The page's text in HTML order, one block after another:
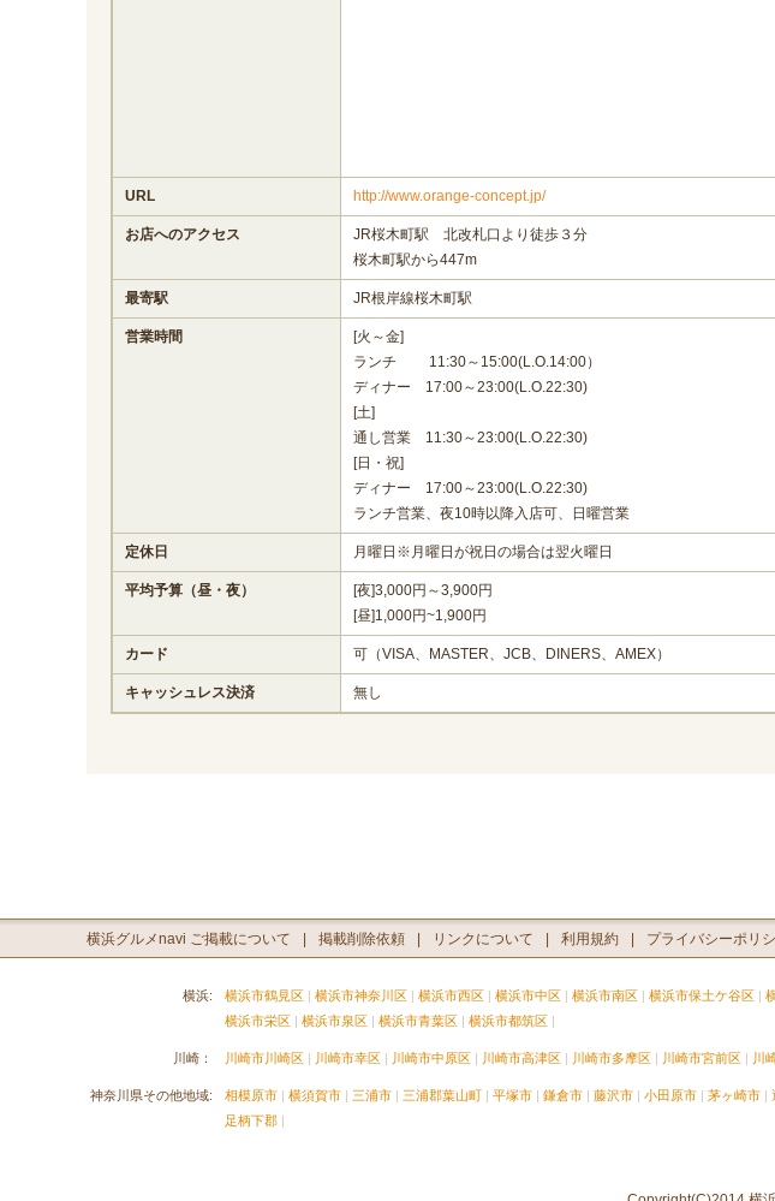
URL http://www.orange-concept.jp/
お店へのアクセス
JR桜木町駅 北改札口より徒歩３分
桜木町駅から447m
最寄駅 JR根岸線桜木町駅
営業時間
[火～金]
ランチ 11:30～15:00(L.O.14:00）
ディナー 17:00～23:00(L.O.22:30)
[土]
通し営業 11:30～23:00(L.O.22:30)
[日・祝]
ディナー 17:00～23:00(L.O.22:30)
ランチ営業、夜10時以降入店可、日曜営業
定休日 月曜日※月曜日が祝日の場合は翌火曜日
平均予算（昼・夜）
[夜]3,000円～3,900円
[昼]1,000円~1,900円
カード 可（VISA、MASTER、JCB、DINERS、AMEX）
キャッシュレス決済 無し
横浜グルメnavi ご掲載について 掲載削除依頼 リンクについて 利用規約 プライバシーポリ
横浜: 横浜市鶴見区 横浜市神奈川区 横浜市西区 横浜市中区 横浜市南区 横浜市保土ケ谷区
横浜市栄区
横浜市泉区 横浜市青葉区 横浜市都筑区
川崎： 川崎市川崎区 川崎市幸区 川崎市中原区 川崎市高津区 川崎市多摩区 川崎市宮前区 川
神奈川県その他地域: 相模原市 横須賀市 三浦市 三浦郡葉山町 平塚市 鎌倉市 藤沢市 小田原市 茅ヶ崎市
足柄下郡